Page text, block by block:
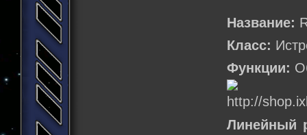
Название:
Класс:
Функции:
Линейный